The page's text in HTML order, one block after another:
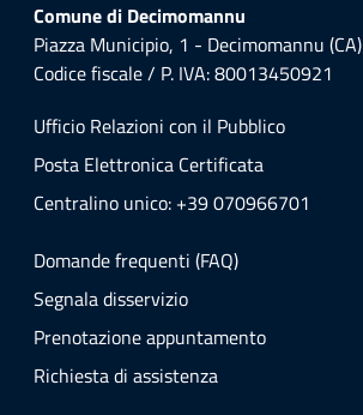
Comune di Decimomannu
Piazza Municipio, 1 - Decimomannu (CA)
Codice fiscale / P. IVA: 80013450921
Ufficio Relazioni con il Pubblico
Posta Elettronica Certificata
Centralino unico: +39 070966701
Domande frequenti (FAQ)
Segnala disservizio
Prenotazione appuntamento
Richiesta di assistenza